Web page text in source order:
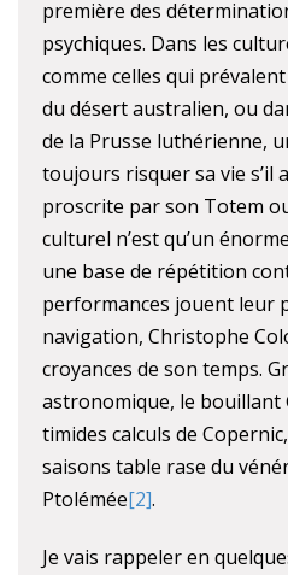
première des
psychiques. Dans les
comme celles qui
du désert australien, ou
de la Prusse luthérienne,
toujours risquer sa vie s’il
proscrite par son Totem
culturel n’est qu’un
une base de répétition
performances jouent leur
navigation, Christophe
croyances de son temps.
astronomique, le bouillant
timides calculs de
saisons table rase du
Ptolémée[2].
Je vais rappeler en